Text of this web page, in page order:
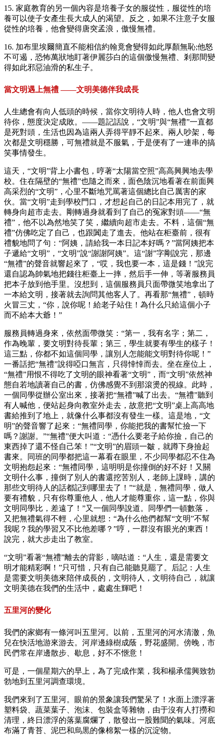
15. 家庭教育的另一個內容是培養子女的服從性，服從性的培
養可以使子女產生長大成人的渴望。反之，如果不注意子女服
從性的培養，他會變得唐突孟浪，傲慢無禮。
16. 加布里埃爾簡直不能相信約翰竟會變得如此厚顏無恥;他怒
不可遏，恐怖萬狀地盯著伊麗莎白的這個傲慢無禮、剎那間變
得如此邪惡油滑的私生子。
當文明遇上無禮 ——文明美德伴我成長
人生總會有向人低頭的時候，當你文明待人時，他人也會文明
待你，態度決定成敗。——題記話說，“文明”與“無禮”一直都
是死對頭，生活也因為這兩人弄得平靜不起來。兩人吵架，每
次都是文明穩勝，可無禮就是不服氣，于是便有了一連串的搞
笑事情發生。
這天，“文明”背上小書包，哼著“太陽當空照”高高興興地去學
校。住在隔壁的“無禮”也隨之而來，面色陰沉地看著在前面興
高采烈的“文明”，心里不斷地咒罵著這個總比自己厲害的家
伙。當“文明”走到學校門口，才想起自己的日記本用完了，就
轉身向超市走去。剛轉過身就看到了自己的冤家對頭——“無
禮”，他不以為然地笑了笑，繼續向超市走去。不料，這個“無
禮”仿佛吃定了自己，也跟闐走了進去。他站在柜臺前，很有
禮貌地問了句：“阿姨，請給我一本日記本好嗎？”當阿姨把本
子遞給“文明”，“文明”說“謝謝阿姨”。這“謝”字剛說完，那邊
“無禮”的聲音就響起來了，“哎，我也要一本，這是錢！”說完
還自認為帥氣地把錢往柜臺上一摔，然后手一伸，等著服務員
把本子放到他手里。沒想到，這個服務員只面帶微笑地拿出了
一本給文明，接著就去詢問其他客人了。再看那“無禮”，頓時
火冒三丈，“你，說你呢！給老子站住！為什么只給這個小子
而不給本大爺！”
服務員轉過身來，依然面帶微笑：“第一，我有名字；第二，
作為晚輩，要文明對待長輩；第三，學生就要有學生的樣子！
這三點，你都不如這個同學，讓別人怎能能文明對待你呢！”
一番話把“無禮”說得啞口無言，只得悻悻而去。坐在座位上，
“無禮”用恨不得吃了文明的眼神看著“文明”，而“文明”依然神
態自若地讀著自己的書，仿佛感覺不到那滾燙的視線。此時，
一個同學從辦公室出來，接著把“無禮”喊了出去。“無禮”聽到
有人喊他，便站起身向教室外走去，故意把“文明”桌上高高地
書給推到了地上，就像什么事都沒有發生一樣。這是地，“文
明”的聲音響了起來：“無禮同學，你能把我的書幫忙撿一下
嗎？謝謝。”“無禮”便大叫道：“憑什么要老子給你撿，自己的
東西掉了還不怪自己笨！”“文明”的眉頭一皺，就蹲下身撿起
書來。同班的同學都把這一幕看在眼里，不少同學都忍不住為
文明抱怨起來：“無禮同學，這明明是你撞倒的好不好！又關
文明什么事，撞倒了別人的書還挖苦別人，老師上課時，講的
那些文明待人的話都記到哪里去了！”“就是，無禮同學，做人
要有禮貌，只有你尊重他人，他人才能尊重你，這一點，你與
文明同學比，差遠了！”又一個同學說道。同學們一頓數落，
又把無禮氣得不輕，心里就想：“為什么他們都幫“文明”不幫
我呢？我的學習又不比他差哪？”哼，一群沒有眼光的東西！
說完，就大步走出了教室。
“文明”看著“無禮”離去的背影，嘀咕道：“人生，還是需要文
明才能精彩啊！”只可惜，只有自己能聽見罷了。后記：人生
是需要文明美德來陪伴成長的，文明待人，文明待自己，就讓
文明美德在我們的生活中，處處生輝吧！
五里河的變化
我們的家鄉有一條河叫五里河。以前，五里河的河水清澈，魚
兒在快活地游來游去。河岸邊綠樹成蔭，野花盛開。傍晚，市
民們常在岸邊散步、歇息，好不不愜意！
可是，一個星期六的早上，為了完成作業，我和楊承儒興致勃
勃地到五里河調查環境。
我們來到了五里河。眼前的景象讓我們驚呆了！水面上漂浮著
塑料袋、蔬菜葉子、泡沫、包裝盒等雜物，由于沒有人打撈和
清理，終日漂浮的落葉腐爛了，散發出一股難聞的氣味。河底
布滿了青苔、泥巴和烏黒的像棉絮一樣的沉淀物。